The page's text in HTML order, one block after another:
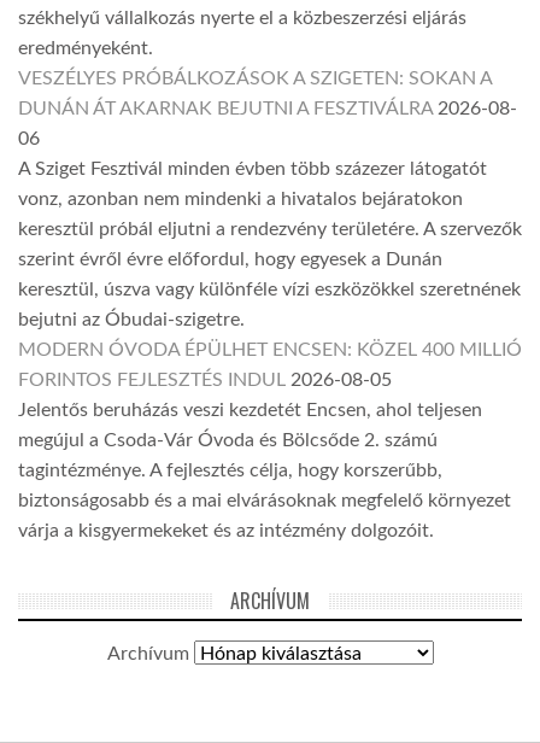
székhelyű vállalkozás nyerte el a közbeszerzési eljárás
eredményeként.
VESZÉLYES PRÓBÁLKOZÁSOK A SZIGETEN: SOKAN A
DUNÁN ÁT AKARNAK BEJUTNI A FESZTIVÁLRA 2026-08-
06
A Sziget Fesztivál minden évben több százezer látogatót
vonz, azonban nem mindenki a hivatalos bejáratokon
keresztül próbál eljutni a rendezvény területére. A szervezők
szerint évről évre előfordul, hogy egyesek a Dunán
keresztül, úszva vagy különféle vízi eszközökkel szeretnének
bejutni az Óbudai-szigetre.
MODERN ÓVODA ÉPÜLHET ENCSEN: KÖZEL 400 MILLIÓ
FORINTOS FEJLESZTÉS INDUL 2026-08-05
Jelentős beruházás veszi kezdetét Encsen, ahol teljesen
megújul a Csoda-Vár Óvoda és Bölcsőde 2. számú
tagintézménye. A fejlesztés célja, hogy korszerűbb,
biztonságosabb és a mai elvárásoknak megfelelő környezet
várja a kisgyermekeket és az intézmény dolgozóit.
ARCHÍVUM
Archívum